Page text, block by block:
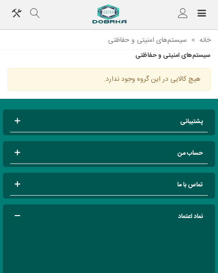
خانه > سیستم‌های امنیتی و حفاظتی
سیستم‌های امنیتی و حفاظتی
هیچ کالایی در این گروه وجود ندارد.
پشتیبانی
حساب من
تماس با ما
نماد اعتماد